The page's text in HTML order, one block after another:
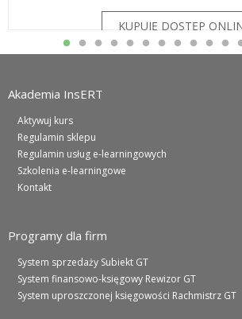
Akademia InsERT
Aktywuj kurs
Regulamin sklepu
Regulamin usług e-learningowych
Szkolenia e-learningowe
Kontakt
Programy dla firm
System sprzedaży Subiekt GT
System finansowo-księgowy Rewizor GT
System uproszczonej księgowości Rachmistrz GT